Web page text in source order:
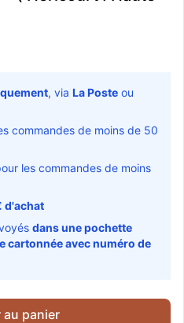
, via La Poste ou
commandes de moins de 50
les commandes de moins
d'achat
dans une pochette
cartonnée avec numéro de
panier